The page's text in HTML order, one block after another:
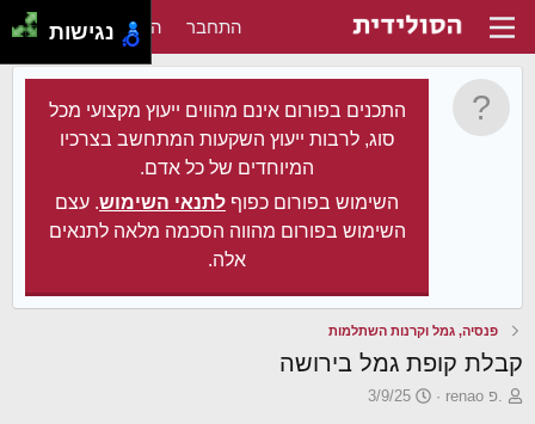
התחבר הירשם
התכנים בפורום אינם מהווים ייעוץ מקצועי מכל
סוג, לרבות ייעוץ השקעות המתחשב בצרכיו
המיוחדים של כל אדם.
השימוש בפורום כפוף לתנאי השימוש. עצם
השימוש בפורום מהווה הסכמה מלאה לתנאים
אלה.
פנסיה, גמל וקרנות השתלמות
קבלת קופת גמל בירושה
פrenao פ.
פ
3/9/25
נגישות